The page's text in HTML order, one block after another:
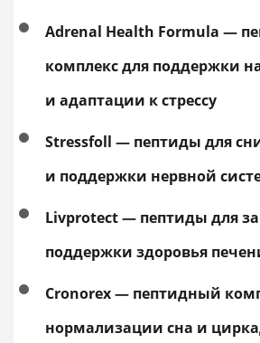
Adrenal Health Formula —
комплекс для поддержки
и адаптации к стрессу
Stressfoll — пептиды для
и поддержки нервной
Livprotect — пептиды для
поддержки здоровья
Cronorex — пептидный
нормализации сна и